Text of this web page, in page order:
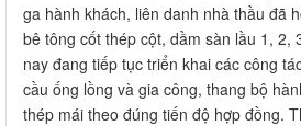
ga hành khách, liên danh nhà thầu đã
bê tông cốt thép cột, dầm sàn lầu 1, 2,
nay đang tiếp tục triển khai các công
cầu ống lồng và gia công, thang bộ
thép mái theo đúng tiến độ hợp đồng.